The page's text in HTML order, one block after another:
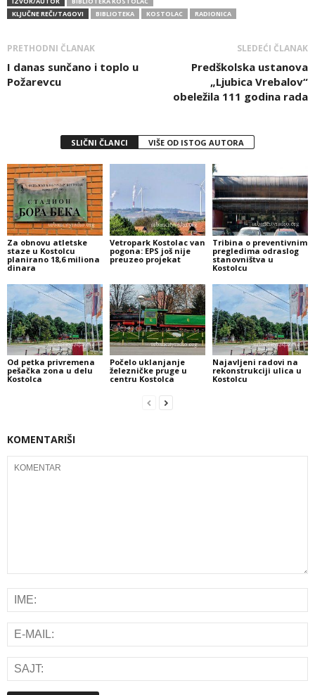
KLJUČNE REČI/TAGOVI
BIBLIOTEKA KOSTOLAC RADIONICA
PRETHODNI ČLANAK
I danas sunčano i toplo u
Požarevcu
SLEDEĆI ČLANAK
Predškolska ustanova
„Ljubica Vrebalov“
obeležila 111 godina rada
SLIČNI ČLANCI VIŠE OD ISTOG AUTORA
Za obnovu atletske
staze u Kostolcu
planirano 18,6 miliona
dinara
Vetropark Kostolac van
pogona: EPS još nije
preuzeo projekat
Tribina o preventivnim
pregledima odraslog
stanovništva u
Kostolcu
Od petka privremena
pešačka zona u delu
Kostolca
Počelo uklanjanje
železničke pruge u
centru Kostolca
Najavljeni radovi na
rekonstrukciji ulica u
Kostolcu
KOMENTARIŠI